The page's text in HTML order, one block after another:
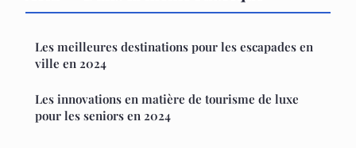
Les meilleures destinations pour les escapades en
ville en 2024
Les innovations en matière de tourisme de luxe
pour les seniors en 2024